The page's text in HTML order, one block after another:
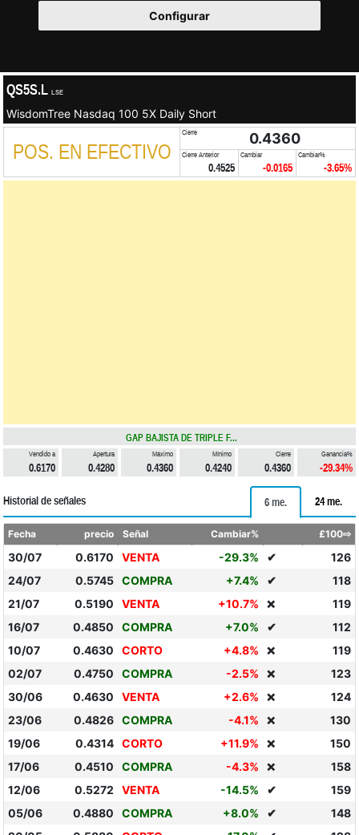
Configurar
QS5S.L LSE
WisdomTree Nasdaq 100 5X Daily Short
POS. EN EFECTIVO
Cierre 0.4360
Cierre Anterior
0.4525
Cambiar
-0.0165
Cambiar%
-3.65%
GAP BAJISTA DE TRIPLE F...
Vendido a
0.6170
Apertura
0.4280
Máximo
0.4360
Mínimo
0.4240
Cierre
0.4360
Ganancia%
-29.34%
Historial de señales 6 me. 24 me.
Fecha precio Señal Cambiar% £100⇨
30/07 0.6170 VENTA -29.3% ✔
126
24/07
0.5745 COMPRA +7.4% ✔
118
21/07
0.5190 VENTA +10.7% ❌
119
16/07
0.4850 COMPRA +7.0% ✔
112
10/07
0.4630 CORTO +4.8% ❌
119
02/07
0.4750 COMPRA -2.5% ❌
123
30/06
0.4630 VENTA +2.6% ❌
124
23/06
0.4826 COMPRA -4.1% ❌
130
19/06
0.4314 CORTO +11.9% ❌
150
17/06
0.4510 COMPRA -4.3% ❌
158
12/06
0.5272 VENTA -14.5% ✔
159
05/06
0.4880 COMPRA +8.0% ✔
148